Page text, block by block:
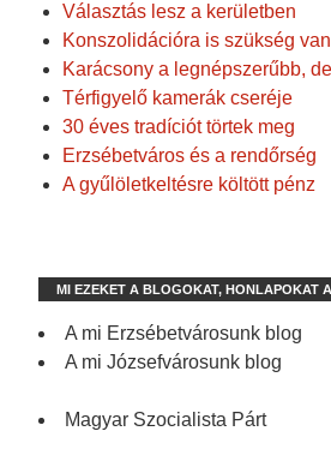
Választás lesz a kerületben
Konszolidációra is szükség van
Karácsony a legnépszerűbb,
Térfigyelő kamerák cseréje
30 éves tradíciót törtek meg
Erzsébetváros és a rendőrség
A gyűlöletkeltésre költött pénz
MI EZEKET A BLOGOKAT, HONLAPOKAT
A mi Erzsébetvárosunk blog
A mi Józsefvárosunk blog
Magyar Szocialista Párt